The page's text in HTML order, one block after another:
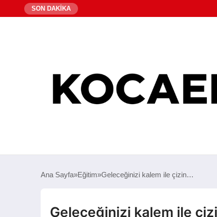
SON DAKİKA
Ana Sayfa Eğitim Geleceğinizi kalem ile çizin…
Geleceğinizi kalem ile